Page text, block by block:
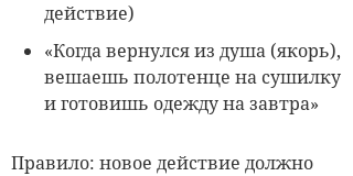
действие)
«Когда вернулся из душа (якорь),
вешаешь полотенце на сушилку
и готовишь одежду на завтра»
Правило: новое действие должно